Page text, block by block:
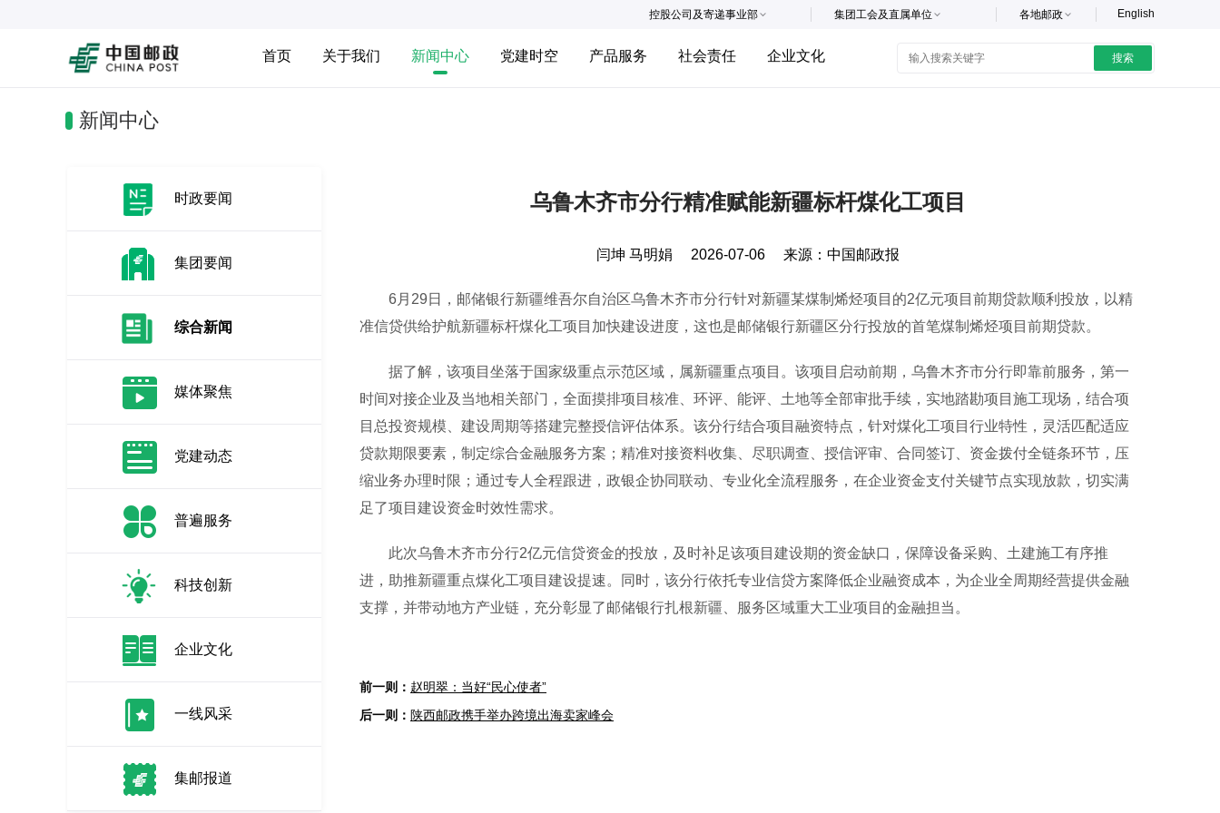
English
各地邮政
集团工会及直属单位
控股公司及寄递事业部
首页 关于我们 新闻中心 党建时空 产品服务 社会责任 企业文化 搜索
新闻中心
时政要闻
集团要闻
综合新闻
媒体聚焦
党建动态
普遍服务
科技创新
企业文化
一线风采
集邮报道
乌鲁木齐市分行精准赋能新疆标杆煤化工项目
闫坤 马明娟 2026-07-06 来源： 中国邮政报
6月29日，邮储银行新疆维吾尔自治区乌鲁木齐市分行针对新疆某煤制烯烃项目的2亿元项目前期贷款顺利投放，以精
准信贷供给护航新疆标杆煤化工项目加快建设进度，这也是邮储银行新疆区分行投放的首笔煤制烯烃项目前期贷款。
据了解，该项目坐落于国家级重点示范区域，属新疆重点项目。该项目启动前期，乌鲁木齐市分行即靠前服务，第一
时间对接企业及当地相关部门，全面摸排项目核准、环评、能评、土地等全部审批手续，实地踏勘项目施工现场，结合项
目总投资规模、建设周期等搭建完整授信评估体系。该分行结合项目融资特点，针对煤化工项目行业特性，灵活匹配适应
贷款期限要素，制定综合金融服务方案；精准对接资料收集、尽职调查、授信评审、合同签订、资金拨付全链条环节，压
缩业务办理时限；通过专人全程跟进，政银企协同联动、专业化全流程服务，在企业资金支付关键节点实现放款，切实满
足了项目建设资金时效性需求。
此次乌鲁木齐市分行2亿元信贷资金的投放，及时补足该项目建设期的资金缺口，保障设备采购、土建施工有序推
进，助推新疆重点煤化工项目建设提速。同时，该分行依托专业信贷方案降低企业融资成本，为企业全周期经营提供金融
支撑，并带动地方产业链，充分彰显了邮储银行扎根新疆、服务区域重大工业项目的金融担当。
赵明翠：当好“民心使者”
陕西邮政携手举办跨境出海卖家峰会